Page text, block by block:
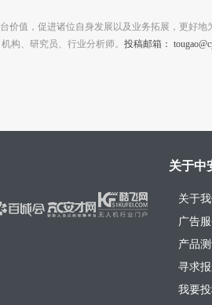
价值，促进诸位自身发展以及业务拓展，更好
构、研究员、行业分析师。 投稿邮箱：
关于中
关于
广告
产品
寻求
我要